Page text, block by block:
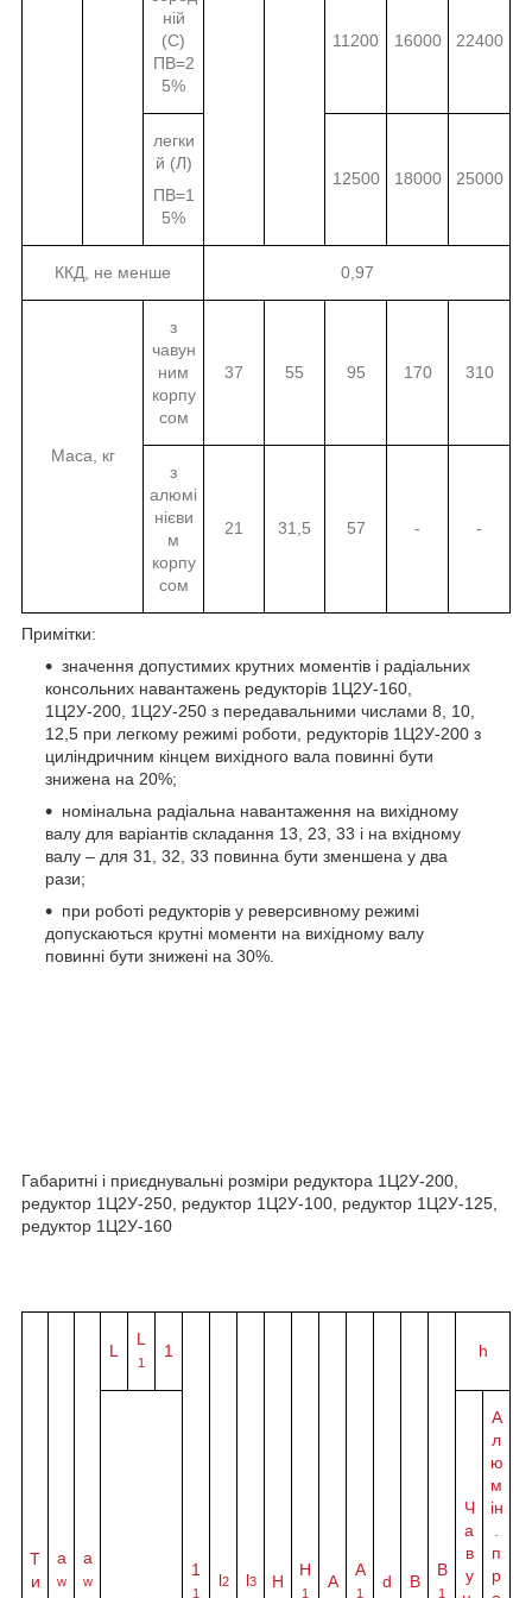
ній
(С)
ПВ=2
5%
11200 16000 22400
легки
й (Л)
ПВ=1
5%
12500 18000 25000
ККД, не менше 0,97
Маса, кг
з
чавун
ним
корпу
сом
37 55 95 170 310
з
алюмі
нієви
м
корпу
сом
21 31,5 57 - -
Примітки:
значення допустимих крутних моментів і радіальних
консольних навантажень редукторів 1Ц2У-160,
1Ц2У-200, 1Ц2У-250 з передавальними числами 8, 10,
12,5 при легкому режимі роботи, редукторів 1Ц2У-200 з
циліндричним кінцем вихідного вала повинні бути
знижена на 20%;
номінальна радіальна навантаження на вихідному
валу для варіантів складання 13, 23, 33 і на вхідному
валу – для 31, 32, 33 повинна бути зменшена у два
рази;
при роботі редукторів у реверсивному режимі
допускаються крутні моменти на вихідному валу
повинні бути знижені на 30%.
Габаритні і приєднувальні розміри редуктора 1Ц2У-200,
редуктор 1Ц2У-250, редуктор 1Ц2У-100, редуктор 1Ц2У-125,
редуктор 1Ц2У-160
Т
и
а
w
a
w
L
L
1
1
1
1
l2 l3 Н
H
1
A
A
1
d B
B
1
h
Ч
а
в
у
А
л
ю
м
ін
п
р